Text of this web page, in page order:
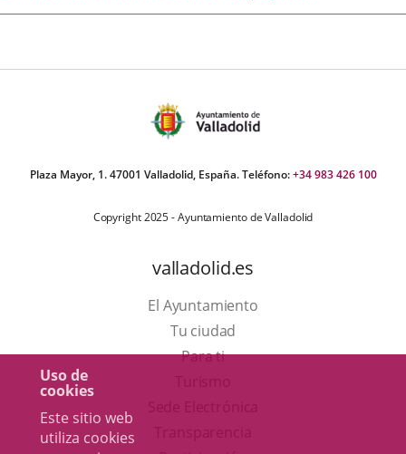
Uso de
cookies
Este sitio web
utiliza cookies
Plaza Mayor, 1. 47001 Valladolid, España. Teléfono:+34 983 426 100
Copyright 2025 - Ayuntamiento de Valladolid
valladolid.es
El Ayuntamiento
Tu ciudad
Para ti